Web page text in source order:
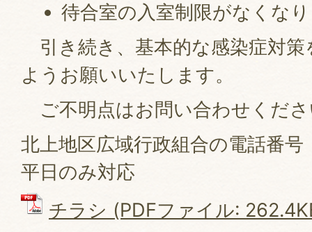
待合室の入室制限がなくな
引き続き、基本的な感染症対
ようお願いいたします。
ご不明点はお問い合わせくだ
北上地区広域行政組合の電話
平日のみ対応
チラシ (PDFファイル: